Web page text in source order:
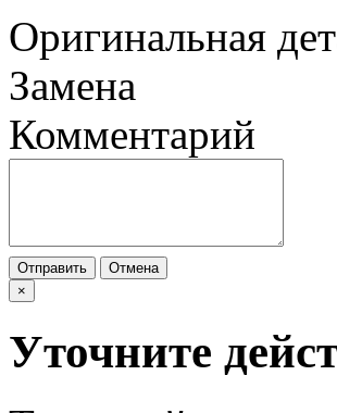
Оригинальная
Замена
Комментарий
Отправить
Отмена
×
Уточните